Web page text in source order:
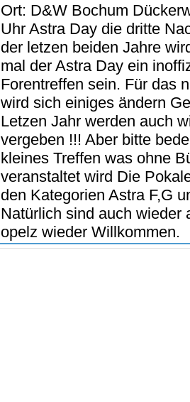
Ort: D&W Bochum
Uhr Astra Day die dritte
der letzen beiden Jahre
mal der Astra Day ein
Forentreffen sein. Für das
wird sich einiges ändern
Letzen Jahr werden auch
vergeben !!! Aber bitte
kleines Treffen was ohne
veranstaltet wird Die
den Kategorien Astra F,G
Natürlich sind auch wieder
opelz wieder Willkommen.